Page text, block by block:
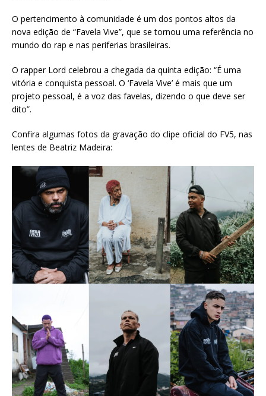
O pertencimento à comunidade é um dos pontos altos da
nova edição de “Favela Vive”, que se tornou uma referência no
mundo do rap e nas periferias brasileiras.
O rapper Lord celebrou a chegada da quinta edição: “É uma
vitória e conquista pessoal. O ‘Favela Vive’ é mais que um
projeto pessoal, é a voz das favelas, dizendo o que deve ser
dito”.
Confira algumas fotos da gravação do clipe oficial do FV5, nas
lentes de Beatriz Madeira: